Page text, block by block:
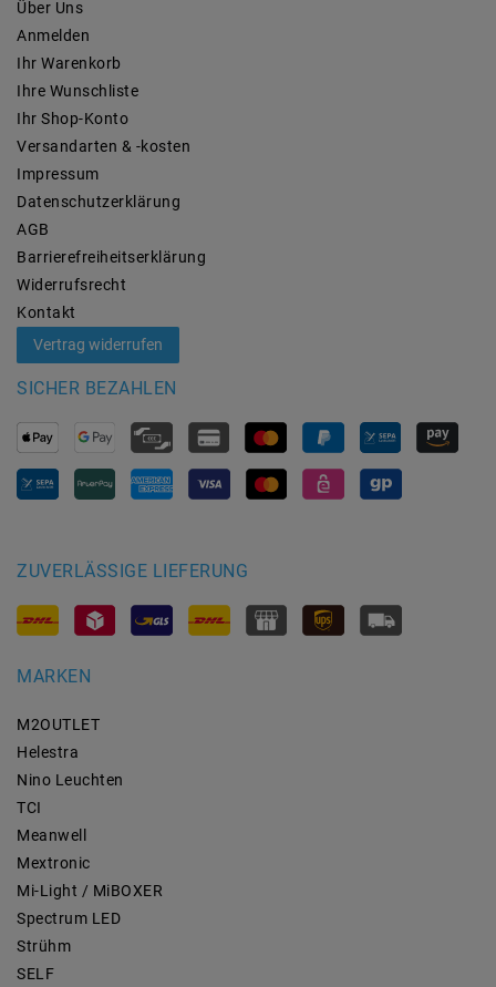
Über Uns
Anmelden
Ihr Warenkorb
Ihre Wunschliste
Ihr Shop-Konto
Versandarten & -kosten
Impressum
Daten­schutz­erklärung
AGB
Barrierefreiheitserklärung
Widerrufs­recht
Kontakt
Vertrag widerrufen
SICHER BEZAHLEN
ZUVERLÄSSIGE LIEFERUNG
MARKEN
M2OUTLET
Helestra
Nino Leuchten
TCI
Meanwell
Mextronic
Mi-Light / MiBOXER
Spectrum LED
Strühm
SELF